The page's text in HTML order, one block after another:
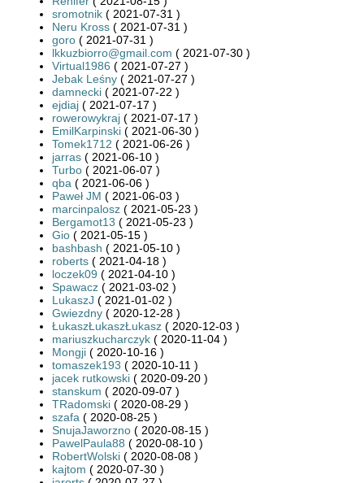
sromotnik ( 2021-07-31 )
Neru Kross ( 2021-07-31 )
goro ( 2021-07-31 )
lkkuzbiorro@gmail.com ( 2021-07-30 )
Virtual1986 ( 2021-07-27 )
Jebak Leśny ( 2021-07-27 )
damnecki ( 2021-07-22 )
ejdiaj ( 2021-07-17 )
rowerowykraj ( 2021-07-17 )
EmilKarpinski ( 2021-06-30 )
Tomek1712 ( 2021-06-26 )
jarras ( 2021-06-10 )
Turbo ( 2021-06-07 )
qba ( 2021-06-06 )
Paweł JM ( 2021-06-03 )
marcinpalosz ( 2021-05-23 )
Bergamot13 ( 2021-05-23 )
Gio ( 2021-05-15 )
bashbash ( 2021-05-10 )
roberts ( 2021-04-18 )
loczek09 ( 2021-04-10 )
Spawacz ( 2021-03-02 )
LukaszJ ( 2021-01-02 )
Gwiezdny ( 2020-12-28 )
ŁukaszŁukaszŁukasz ( 2020-12-03 )
mariuszkucharczyk ( 2020-11-04 )
Mongji ( 2020-10-16 )
tomaszek193 ( 2020-10-11 )
jacek rutkowski ( 2020-09-20 )
stanskum ( 2020-09-07 )
TRadomski ( 2020-08-29 )
szafa ( 2020-08-25 )
SnujaJaworzno ( 2020-08-15 )
PawelPaula88 ( 2020-08-10 )
RobertWolski ( 2020-08-08 )
kajtom ( 2020-07-30 )